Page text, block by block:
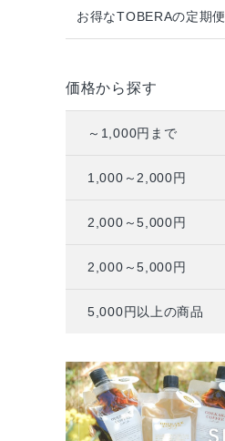
お得なTOBERAの定期便
価格から探す
～1,000円まで
1,000～2,000円
2,000～5,000円
2,000～5,000円
5,000円以上の商品